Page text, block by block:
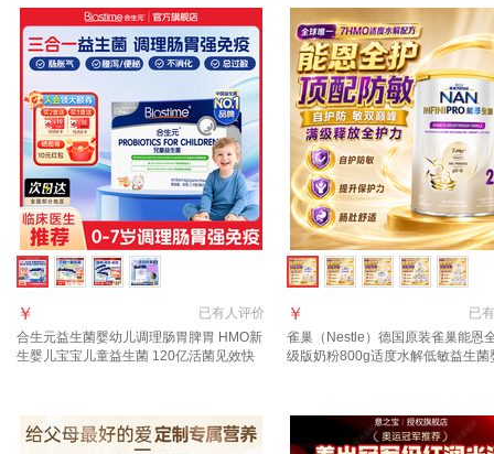
已有人评价
￥
合生元益生菌婴幼儿调理肠胃脾胃 HMO新
生婴儿宝宝儿童益生菌 120亿活菌见效快
已有
￥
雀巢（Nestle）德国原装雀巢能恩
级版奶粉800g适度水解低敏益生菌